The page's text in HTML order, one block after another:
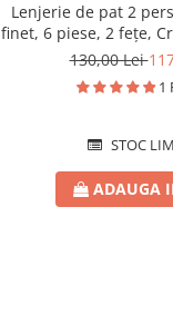
Lenjerie de pat 2
finet, 6 piese, 2 fețe,
130,00 Lei
1
STOC
ADAUGA